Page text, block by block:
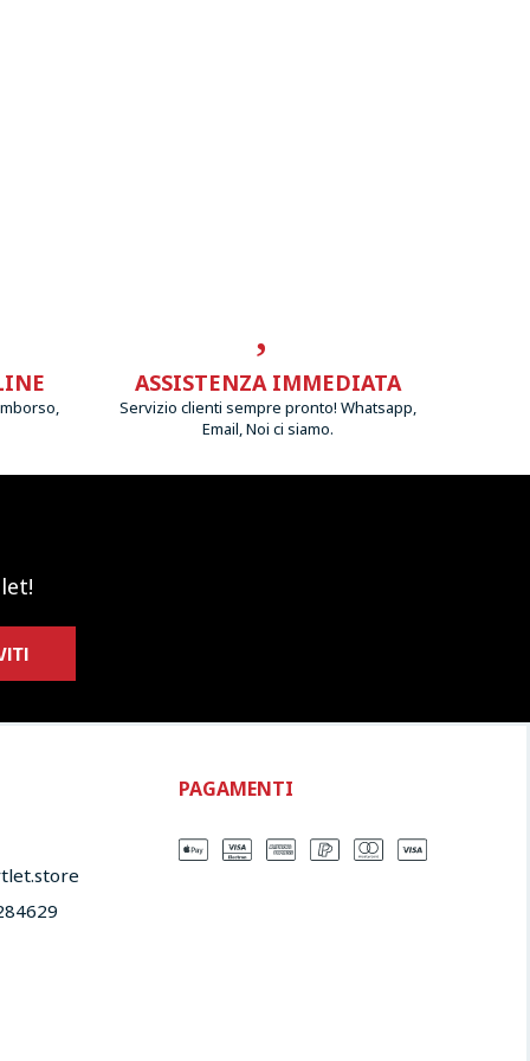
ASSISTENZA IMMEDIATA
Servizio clienti sempre pronto! Whatsapp,
Email, Noi ci siamo.
PAGAMENTI